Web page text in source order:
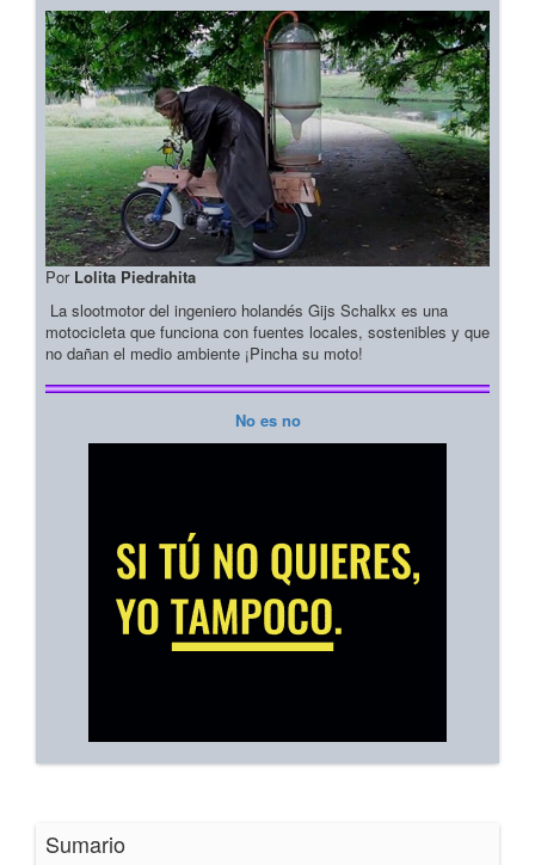
Por Lolita Piedrahita
La slootmotor del ingeniero holandés Gijs Schalkx es una
motocicleta que funciona con fuentes locales, sostenibles y que
no dañan el medio ambiente ¡Pincha su moto!
No es no
Sumario